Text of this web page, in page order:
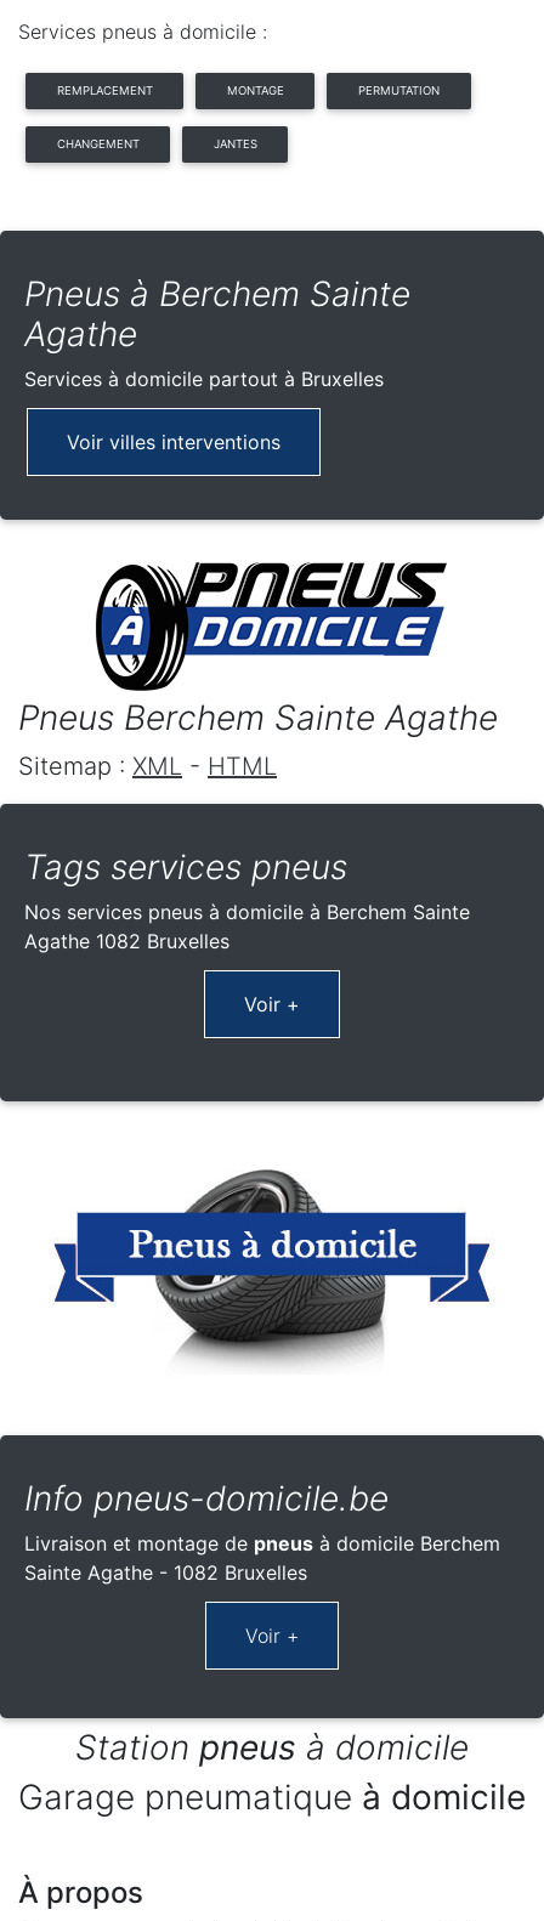
Services pneus à domicile :
REMPLACEMENT MONTAGE PERMUTATION
CHANGEMENT JANTES
Pneus à Berchem Sainte
Agathe
Services à domicile partout à Bruxelles
Voir villes interventions
Pneus Berchem Sainte Agathe
Sitemap : XML - HTML
Tags services pneus
Nos services pneus à domicile à Berchem Sainte
Agathe 1082 Bruxelles
Voir +
Info pneus-domicile.be
Livraison et montage de pneus à domicile Berchem
Sainte Agathe - 1082 Bruxelles
Station pneus à domicile
Garage pneumatique à domicile
À propos